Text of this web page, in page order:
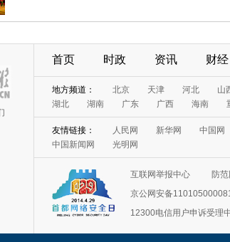
首页 时政 资讯 财经
地方频道： 北京 天津 河北 山
湖北
湖南 广东 广西 海南
友情链接： 人民网 新华网 中国网
中国新闻网
光明网
互联网举报中心 防
京公网安备
12300电信用户申诉受理